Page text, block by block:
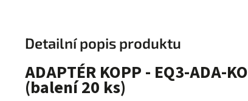
Detailní popis produktu
ADAPTÉR KOPP - EQ3-ADA-KO
(balení 20 ks)